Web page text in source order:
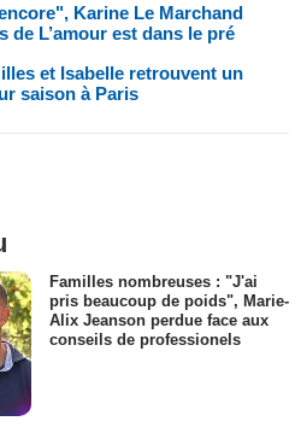
Karine Le Marchand
de L’amour est dans le pré
et Isabelle retrouvent un
saison à Paris
Familles nombreuses : "J'ai
pris beaucoup de poids", Marie-
Alix Jeanson perdue face aux
conseils de professionels